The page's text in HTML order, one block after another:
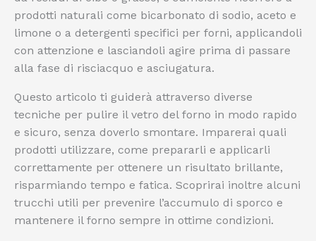
prodotti naturali come bicarbonato di sodio, aceto e
limone o a detergenti specifici per forni, applicandoli
con attenzione e lasciandoli agire prima di passare
alla fase di risciacquo e asciugatura.
Questo articolo ti guiderà attraverso diverse
tecniche per pulire il vetro del forno in modo rapido
e sicuro, senza doverlo smontare. Imparerai quali
prodotti utilizzare, come prepararli e applicarli
correttamente per ottenere un risultato brillante,
risparmiando tempo e fatica. Scoprirai inoltre alcuni
trucchi utili per prevenire l’accumulo di sporco e
mantenere il forno sempre in ottime condizioni.